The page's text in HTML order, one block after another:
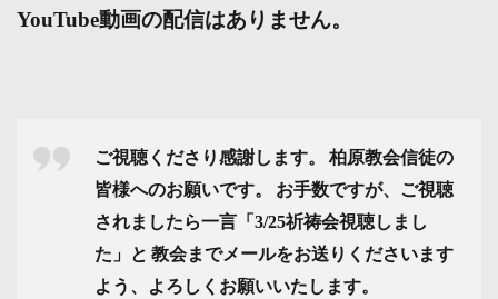
ー
YouTube動画の配信はありません。
ご視聴くださり感謝します。
柏原教会信徒の
皆様へのお願いです。
お手数ですが、ご視聴
されましたら一言「3/25祈祷会視聴しまし
た」と 教会までメールをお送りくださいます
よう、よろしくお願いいたします。